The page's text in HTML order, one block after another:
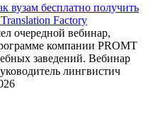
вузам бесплатно получить
Factory
очередной вебинар,
компании PROMT
заведений. Вебинар
лингвистич